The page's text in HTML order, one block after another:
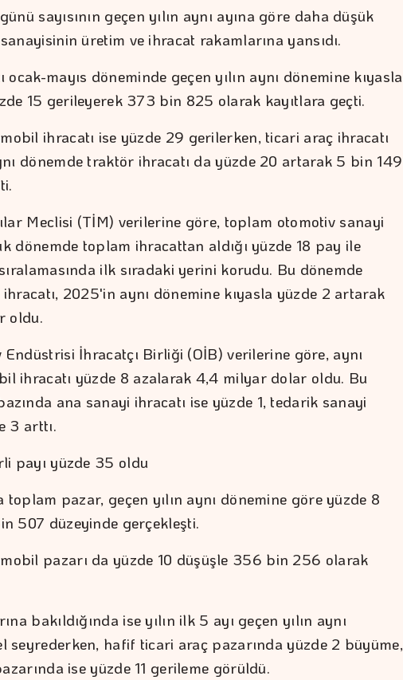
sayısının geçen yılın aynı ayına göre daha düşük
üretim ve ihracat rakamlarına yansıdı.
ocak-mayıs döneminde geçen yılın aynı dönemine kıyasla
15 gerileyerek 373 bin 825 olarak kayıtlara geçti.
ihracatı ise yüzde 29 gerilerken, ticari araç ihracatı
dönemde traktör ihracatı da yüzde 20 artarak 5 bin 149
Meclisi (TİM) verilerine göre, toplam otomotiv sanayi
dönemde toplam ihracattan aldığı yüzde 18 pay ile
ilk sıradaki yerini korudu. Bu dönemde
2025'in aynı dönemine kıyasla yüzde 2 artarak
oldu.
Endüstrisi İhracatçı Birliği (OİB) verilerine göre, aynı
ihracatı yüzde 8 azalarak 4,4 milyar dolar oldu. Bu
ana sanayi ihracatı ise yüzde 1, tedarik sanayi
3 arttı.
payı yüzde 35 oldu
toplam pazar, geçen yılın aynı dönemine göre yüzde 8
507 düzeyinde gerçekleşti.
pazarı da yüzde 10 düşüşle 356 bin 256 olarak
bakıldığında ise yılın ilk 5 ayı geçen yılın aynı
seyrederken, hafif ticari araç pazarında yüzde 2 büyüme,
ise yüzde 11 gerileme görüldü.